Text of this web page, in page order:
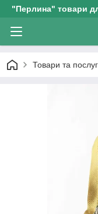
"Перлина" товари
Товари та